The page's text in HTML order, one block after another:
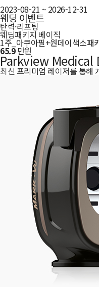
2023-08-21 ~ 2026-12-31
웨딩 이벤트
탄력·리프팅
웨딩패키지 베이직
1주_아쿠아필+원데이색소패
65.9만원
Parkview Medical
최신 프리미엄 레이저를 통해